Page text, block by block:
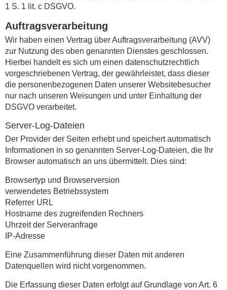
1 S. 1 lit. c DSGVO.
Auftragsverarbeitung
Wir haben einen Vertrag über Auftragsverarbeitung (AVV)
zur Nutzung des oben genannten Dienstes geschlossen.
Hierbei handelt es sich um einen datenschutzrechtlich
vorgeschriebenen Vertrag, der gewährleistet, dass dieser
die personenbezogenen Daten unserer Websitebesucher
nur nach unseren Weisungen und unter Einhaltung der
DSGVO verarbeitet.
Server-Log-Dateien
Der Provider der Seiten erhebt und speichert automatisch
Informationen in so genannten Server-Log-Dateien, die Ihr
Browser automatisch an uns übermittelt. Dies sind:
Browsertyp und Browserversion
verwendetes Betriebssystem
Referrer URL
Hostname des zugreifenden Rechners
Uhrzeit der Serveranfrage
IP-Adresse
Eine Zusammenführung dieser Daten mit anderen
Datenquellen wird nicht vorgenommen.
Die Erfassung dieser Daten erfolgt auf Grundlage von Art. 6